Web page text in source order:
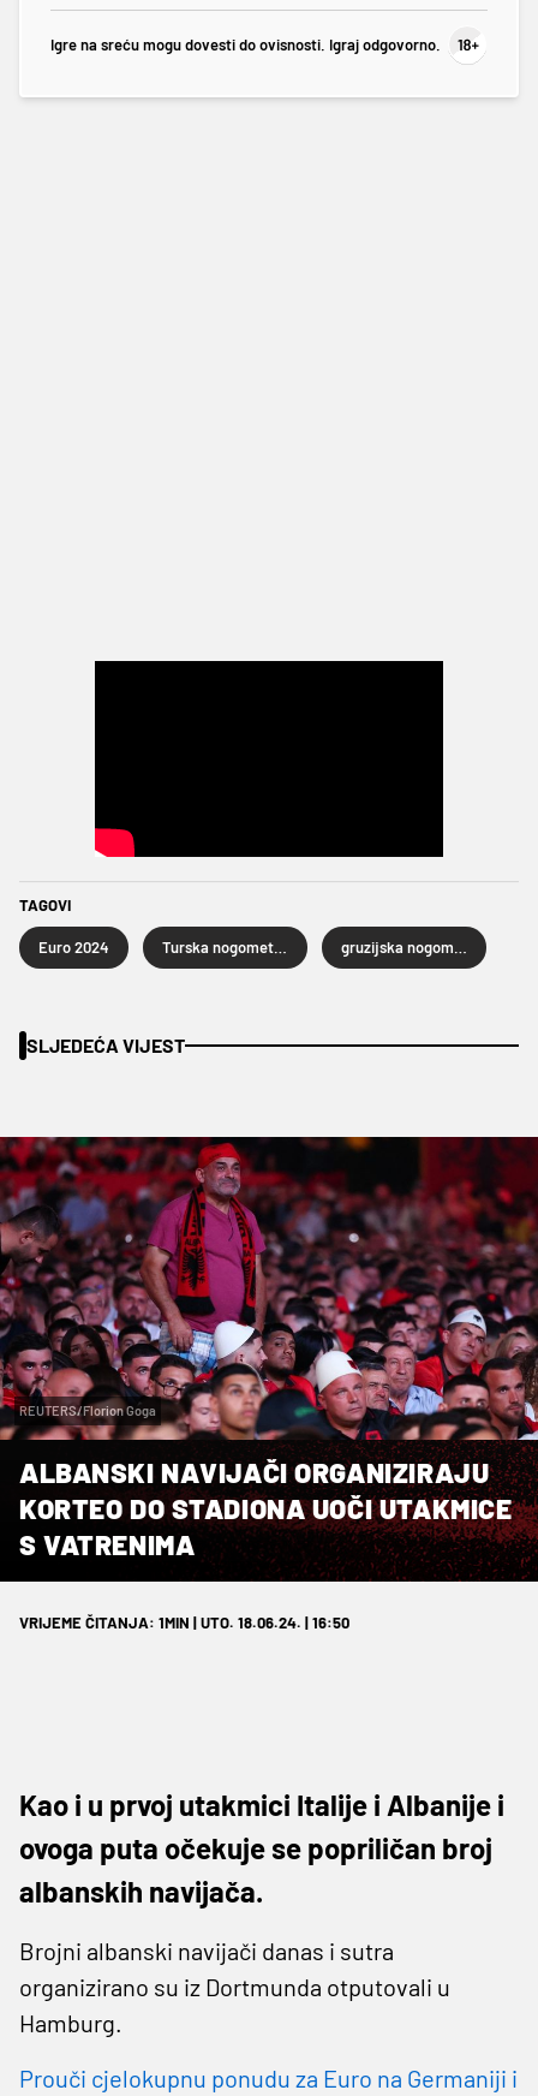
Igre na sreću mogu dovesti do ovisnosti. Igraj odgovorno.
TAGOVI
Euro 2024
SLJEDEĆA VIJEST
REUTERS/Florion Goga
ALBANSKI NAVIJAČI ORGANIZIRAJU
KORTEO DO STADIONA UOČI UTAKMICE
S VATRENIMA
VRIJEME ČITANJA: 1MIN | UTO. 18.06.24. | 16:50
Kao i u prvoj utakmici Italije i Albanije i
ovoga puta očekuje se popriličan broj
albanskih navijača.
Brojni albanski navijači danas i sutra
organizirano su iz Dortmunda otputovali u
Hamburg.
Prouči cjelokupnu ponudu za Euro na Germaniji i